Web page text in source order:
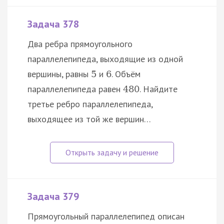
Задача 378
Два ребра прямоугольного
параллелепипеда, выходящие из одной
вершины, равны 5 и 6. Объём
параллелепипеда равен 480. Найдите
третье ребро параллелепипеда,
выходящее из той же вершин…
Задача 379
Прямоугольный параллелепипед описан